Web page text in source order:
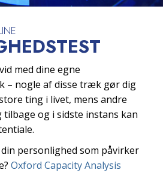
med dine egne
– nogle af disse træk gør dig
ting i livet, mens andre
og i sidste instans kan
personlighed som påvirker
Oxford Capacity Analysis